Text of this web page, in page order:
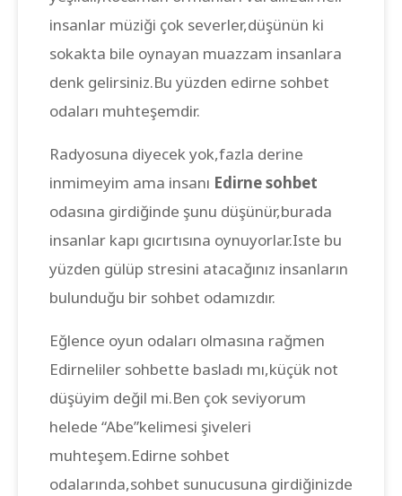
insanlar müziği çok severler,düşünün ki
sokakta bile oynayan muazzam insanlara
denk gelirsiniz.Bu yüzden edirne sohbet
odaları muhteşemdir.
Radyosuna diyecek yok,fazla derine
inmimeyim ama insanı Edirne sohbet
odasına girdiğinde şunu düşünür,burada
insanlar kapı gıcırtısına oynuyorlar.Iste bu
yüzden gülüp stresini atacağınız insanların
bulunduğu bir sohbet odamızdır.
Eğlence oyun odaları olmasına rağmen
Edirneliler sohbette basladı mı,küçük not
düşüyim değil mi.Ben çok seviyorum
helede “Abe”kelimesi şiveleri
muhteşem.Edirne sohbet
odalarında,sohbet sunucusuna girdiğinizde